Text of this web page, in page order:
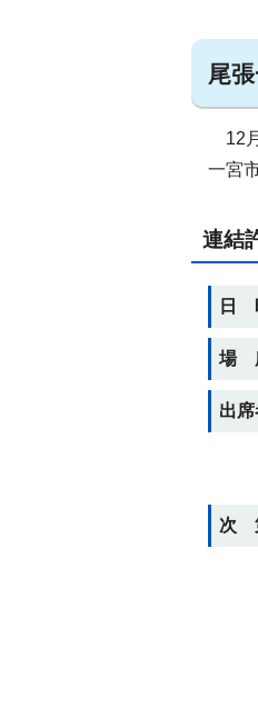
尾
12
一宮
連結
日
場
出
次